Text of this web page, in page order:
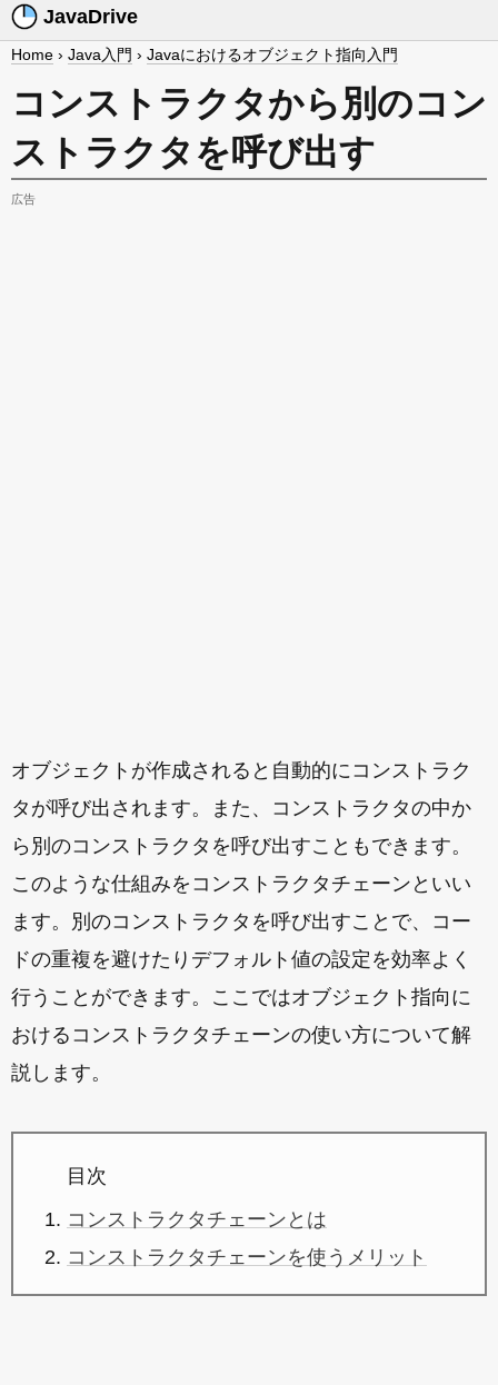
JavaDrive
Home › Java入門 › Javaにおけるオブジェクト指向入門
コンストラクタから別のコン
ストラクタを呼び出す
広告
オブジェクトが作成されると自動的にコンストラク
タが呼び出されます。また、コンストラクタの中か
ら別のコンストラクタを呼び出すこともできます。
このような仕組みをコンストラクタチェーンといい
ます。別のコンストラクタを呼び出すことで、コー
ドの重複を避けたりデフォルト値の設定を効率よく
行うことができます。ここではオブジェクト指向に
おけるコンストラクタチェーンの使い方について解
説します。
目次
コンストラクタチェーンとは
コンストラクタチェーンを使うメリット